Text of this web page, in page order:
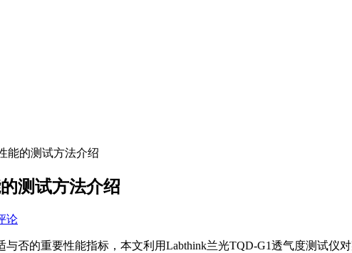
能的测试方法介绍
测试方法介绍
论
与否的重要性能指标，本文利用Labthink兰光TQD-G1透气度测试